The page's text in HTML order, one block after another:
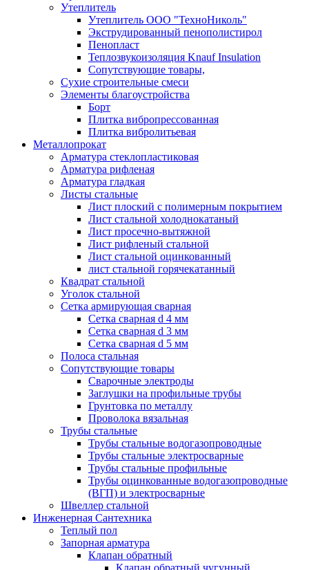
Утеплитель
Утеплитель ООО "ТехноНиколь"
Экструдированный пенополистирол
Пенопласт
Теплозвукоизоляция Knauf Insulation
Сопутствующие товары,
Сухие строительные смеси
Элементы благоустройства
Борт
Плитка вибропрессованная
Плитка вибролитьевая
Металлопрокат
Арматура стеклопластиковая
Арматура рифленая
Арматура гладкая
Листы стальные
Лист плоский с полимерным покрытием
Лист стальной холоднокатаный
Лист просечно-вытяжной
Лист рифленый стальной
Лист стальной оцинкованный
лист стальной горячекатанный
Квадрат стальной
Уголок стальной
Сетка армирующая сварная
Сетка сварная d 4 мм
Сетка сварная d 3 мм
Сетка сварная d 5 мм
Полоса стальная
Сопутствующие товары
Сварочные электроды
Заглушки на профильные трубы
Грунтовка по металлу
Проволока вязальная
Трубы стальные
Трубы стальные водогазопроводные
Трубы стальные электросварные
Трубы стальные профильные
Трубы оцинкованные водогазопроводные
(ВГП) и электросварные
Швеллер стальной
Инженерная Сантехника
Теплый пол
Запорная арматура
Клапан обратный
Клапан обратный чугунный